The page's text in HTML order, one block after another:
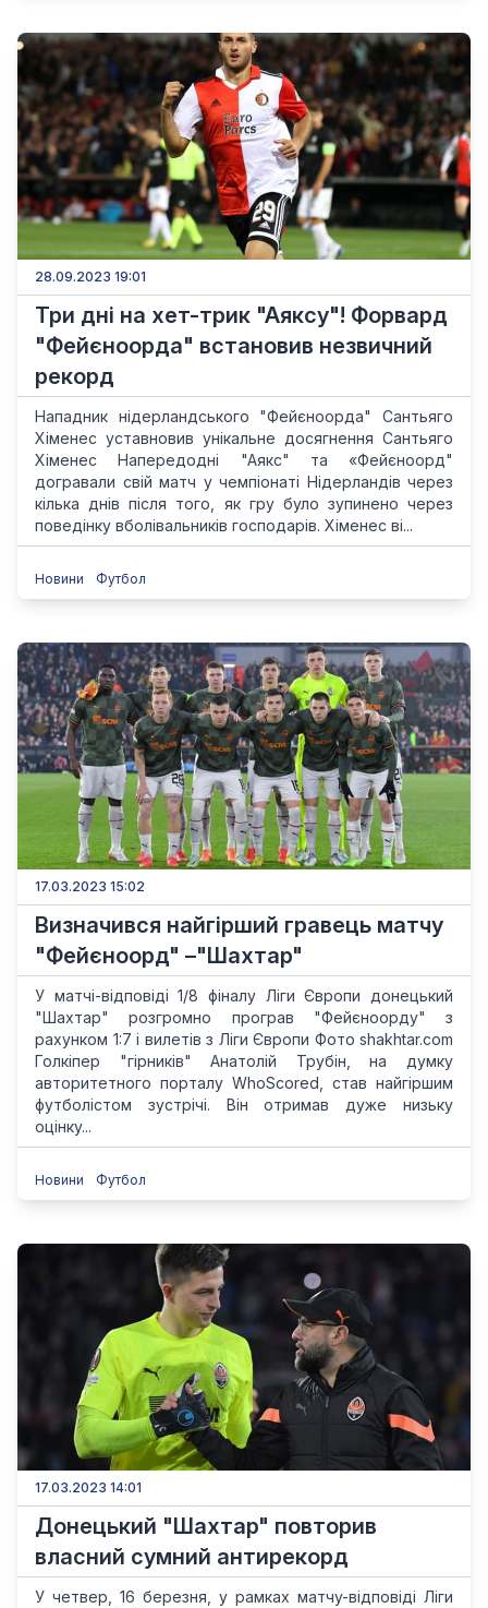
28.09.2023 19:01
Три дні на хет-трик "Аяксу"! Форвард
"Фейєноорда" встановив незвичний
рекорд
Нападник нідерландського "Фейєноорда" Сантьяго
Хіменес уставновив унікальне досягнення Сантьяго
Хіменес Напередодні "Аякс" та «Фейєноорд"
догравали свій матч у чемпіонаті Нідерландів через
кілька днів після того, як гру було зупинено через
поведінку вболівальників господарів. Хіменес ві...
Новини Футбол
17.03.2023 15:02
Визначився найгірший гравець матчу
"Фейєноорд" –"Шахтар"
У матчі-відповіді 1/8 фіналу Ліги Європи донецький
"Шахтар" розгромно програв "Фейєноорду" з
рахунком 1:7 і вилетів з Ліги Європи Фото shakhtar.com
Голкіпер "гірників" Анатолій Трубін, на думку
авторитетного порталу WhoScored, став найгіршим
футболістом зустрічі. Він отримав дуже низьку
оцінку...
Новини Футбол
17.03.2023 14:01
Донецький "Шахтар" повторив
власний сумний антирекорд
У четвер, 16 березня, у рамках матчу-відповіді Ліги